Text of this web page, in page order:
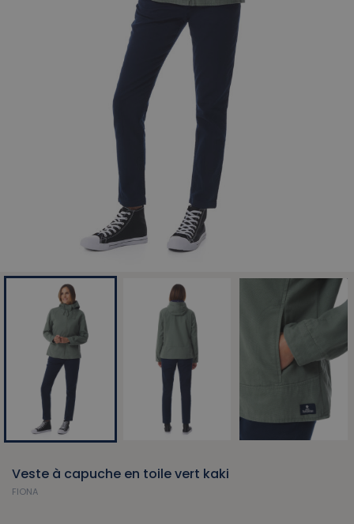
Veste à capuche en toile vert kaki
FIONA